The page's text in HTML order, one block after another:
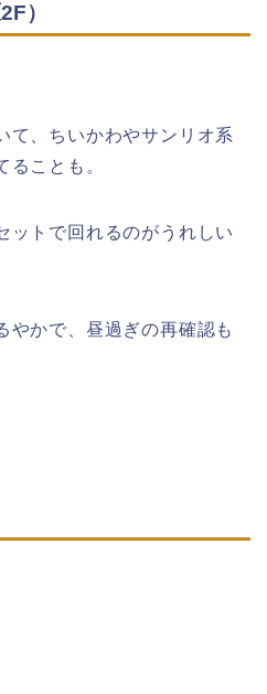
）
て、ちいかわやサンリオ系
ることも。
ットで回れるのがうれしい
やかで、昼過ぎの再確認も